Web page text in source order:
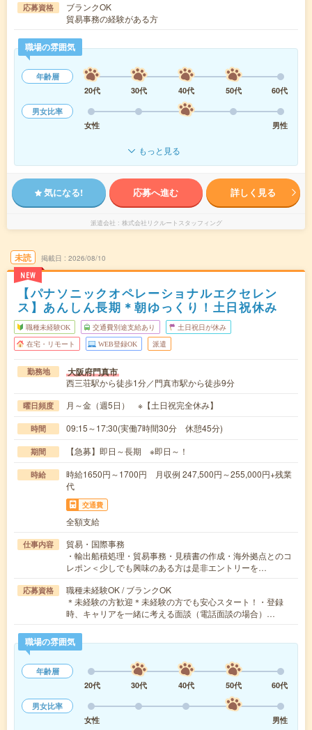
応募資格
ブランクOK
貿易事務の経験がある方
職場の雰囲気
年齢層
20代
30代 40代 50代
60代
男女比率
女性
男性
もっと見る
気になる! 応募へ進む 詳しく見る
派遣会社 株式会社リクルートスタッフィング
未読
NEW
掲載日 2026/08/10
【パナソニックオペレーショナルエクセレン
ス】あんしん長期＊朝ゆっくり！土日祝休み
職種未経験OK 交通費別途支給あり 土日祝日が休み
在宅・リモート WEB登録OK 派遣
勤務地 大阪府門真市
西三荘駅から徒歩1分／門真市駅から徒歩9分
曜日頻度 月～金（週5日） ※【土日祝完全休み】
時間 09:15～17:30(実働7時間30分 休憩45分)
期間 【急募】即日～長期 ※即日～！
時給
時給1650円～1700円 月収例 247,500円～255,000円+残業
代
交通費
全額支給
仕事内容
貿易・国際事務
・輸出船積処理・貿易事務・見積書の作成・海外拠点とのコ
レポン＜少しでも興味のある方は是非エントリーを…
応募資格
職種未経験OK / ブランクOK
＊未経験の方歓迎＊未経験の方でも安心スタート！・登録
時、キャリアを一緒に考える面談（電話面談の場合）…
職場の雰囲気
年齢層
20代
30代 40代 50代
60代
男女比率
女性
男性